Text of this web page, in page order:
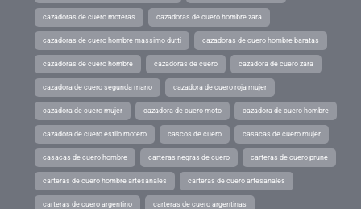
cazadoras de cuero moteras cazadoras de cuero hombre zara
cazadoras de cuero hombre massimo dutti cazadoras de cuero hombre baratas
cazadoras de cuero hombre cazadoras de cuero cazadora de cuero zara
cazadora de cuero segunda mano cazadora de cuero roja mujer
cazadora de cuero mujer cazadora de cuero moto cazadora de cuero hombre
cazadora de cuero estilo motero cascos de cuero casacas de cuero mujer
casacas de cuero hombre carteras negras de cuero carteras de cuero prune
carteras de cuero hombre artesanales carteras de cuero artesanales
carteras de cuero argentino carteras de cuero argentinas